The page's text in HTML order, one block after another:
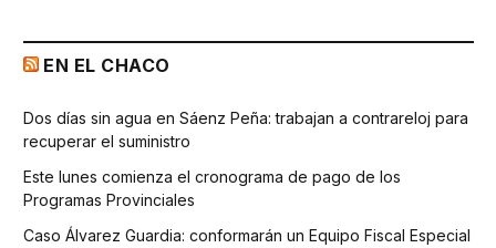
EN EL CHACO
Dos días sin agua en Sáenz Peña: trabajan a contrareloj para
recuperar el suministro
Este lunes comienza el cronograma de pago de los
Programas Provinciales
Caso Álvarez Guardia: conformarán un Equipo Fiscal Especial